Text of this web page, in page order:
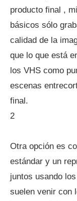
producto final ,
básicos sólo
calidad de la
que lo que está
los VHS como
escenas
final.
2
Otra opción es
estándar y un
juntos usando
suelen venir con